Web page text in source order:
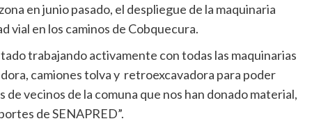
en junio pasado, el despliegue de la maquinaria
vial en los caminos de Cobquecura.
trabajando activamente con todas las maquinarias
camiones tolva y retroexcavadora para poder
vecinos de la comuna que nos han donado material,
de SENAPRED”.